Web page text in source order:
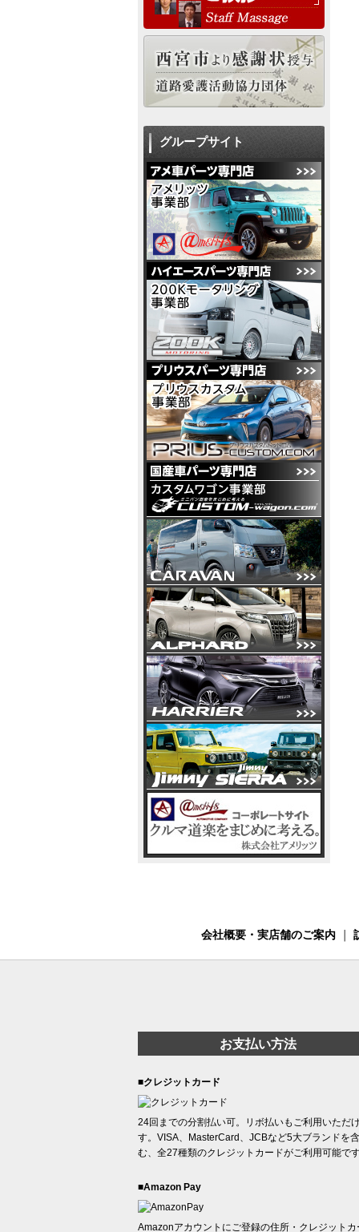
グループサイト
会社概要・実店舗のご案内
お支払い方法
■クレジットカード
24回までの分割払い可。リボ払いもご利用いただ
す。VISA、MasterCard、JCBなど5大ブランドを含
む、全27種類のクレジットカードがご利用可能で
■Amazon Pay
Amazonアカウントにご登録の住所・クレジットカ